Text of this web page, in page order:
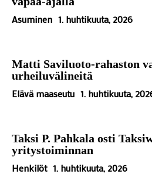
Asuminen 1. huhtikuuta, 2026
Matti Saviluoto-rahaston
urheiluvälineitä
Elävä maaseutu 1. huhtikuuta,
Taksi P. Pahkala osti
yritystoiminnan
Henkilöt 1. huhtikuuta, 2026